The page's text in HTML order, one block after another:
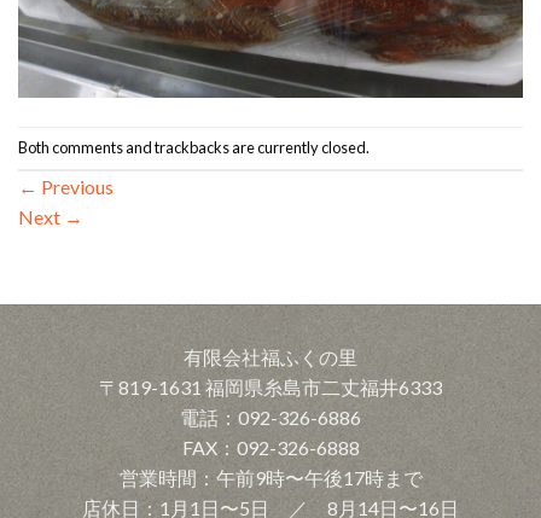
Both comments and trackbacks are currently closed.
← Previous
Next →
有限会社福ふくの里
〒819-1631 福岡県糸島市二丈福井6333
電話：092-326-6886
FAX：092-326-6888
営業時間：午前9時〜午後17時まで
店休日：1月1日〜5日 ／ 8月14日〜16日